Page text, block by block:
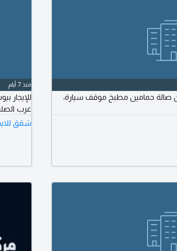
صالة حمامين مطبخ موقف سيارة،
منذ 7 أيام
للإيجار
غرب
شقق